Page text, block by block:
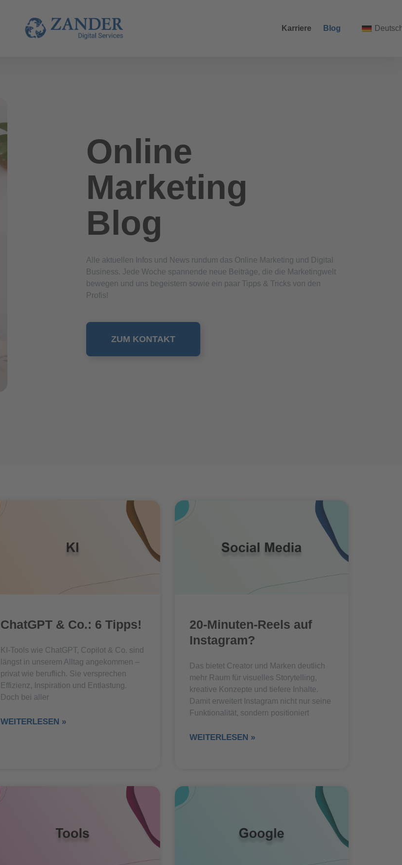
Karriere Blog
Online
Marketing
Blog
Alle aktuellen Infos und News rundum das Online Marketing und Digital
Business. Jede Woche spannende neue Beiträge, die die Marketingwelt
bewegen und uns begeistern sowie ein paar Tipps & Tricks von den
Profis!
ZUM KONTAKT
ChatGPT & Co.: 6 Tipps!
KI-Tools wie ChatGPT, Copilot & Co. sind
längst in unserem Alltag angekommen –
privat wie beruflich. Sie versprechen
Effizienz, Inspiration und Entlastung.
Doch bei aller
WEITERLESEN »
20-Minuten-Reels auf
Instagram?
Das bietet Creator und Marken deutlich
mehr Raum für visuelles Storytelling,
kreative Konzepte und tiefere Inhalte.
Damit erweitert Instagram nicht nur seine
Funktionalität, sondern positioniert
WEITERLESEN »